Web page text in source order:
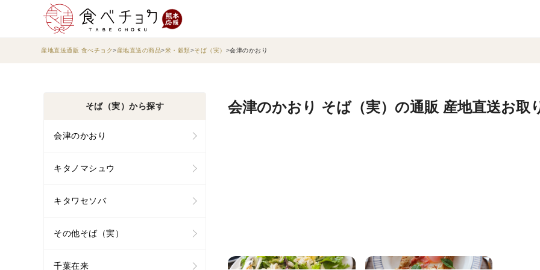
産地直送通販 食べチョク 産地直送の商品 米・穀類 そば（実） 会津のかおり
会津のかおり そば（実）の通販 産地直送お取
そば（実）から探す
会津のかおり
キタノマシュウ
キタワセソバ
その他そば（実）
千葉在来